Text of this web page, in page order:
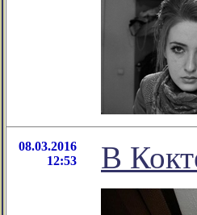
08.03.2016
12:53
В